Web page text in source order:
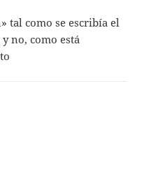
tal como se escribía el
no, como está